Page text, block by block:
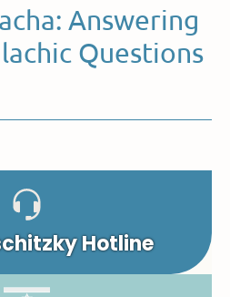
Answering
Questions
Hotline